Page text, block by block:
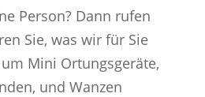
Person? Dann rufen
Sie, was wir für Sie
Mini Ortungsgeräte,
und Wanzen